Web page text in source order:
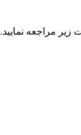
مراجعه نمایید.